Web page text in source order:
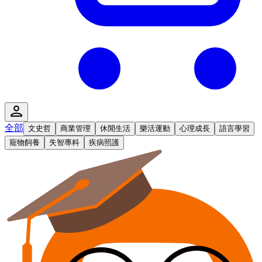
全部 文史哲 商業管理 休閒生活 樂活運動 心理成長
語言學習
寵物飼養
失智專科 疾病照護